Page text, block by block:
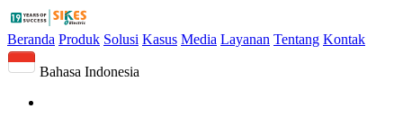
Beranda Produk Solusi Kasus Media Layanan Tentang Kontak
Bahasa Indonesia